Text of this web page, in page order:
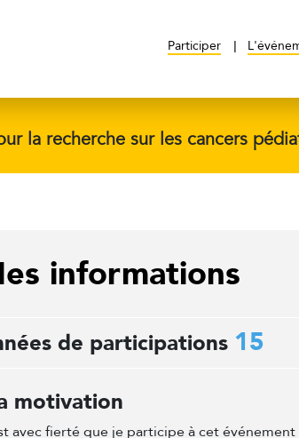
Participer
la recherche sur les cancers
informations
de participations 15
motivation
avec fierté que je participe à cet